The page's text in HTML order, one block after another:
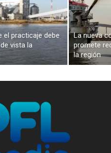
el practicaje debe
vista la
La nueva
promete
la región